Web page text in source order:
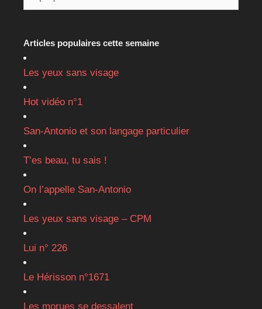
Articles populaires cette semaine
Les yeux sans visage
Hot vidéo n°1
San-Antonio et son langage particulier
T’es beau, tu sais !
On l’appelle San-Antonio
Les yeux sans visage – CPM
Lui n° 226
Le Hérisson n°1671
Les morues se dessalent